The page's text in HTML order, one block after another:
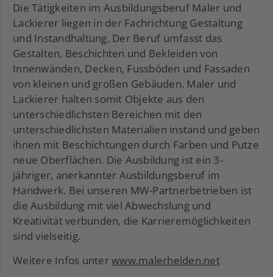
Die Tätigkeiten im Ausbildungsberuf Maler und
Lackierer liegen in der Fachrichtung Gestaltung
und Instandhaltung. Der Beruf umfasst das
Gestalten, Beschichten und Bekleiden von
Innenwänden, Decken, Fussböden und Fassaden
von kleinen und großen Gebäuden. Maler und
Lackierer halten somit Objekte aus den
unterschiedlichsten Bereichen mit den
unterschiedlichsten Materialien instand und geben
ihnen mit Beschichtungen durch Farben und Putze
neue Oberflächen. Die Ausbildung ist ein 3-
jähriger, anerkannter Ausbildungsberuf im
Handwerk. Bei unseren MW-Partnerbetrieben ist
die Ausbildung mit viel Abwechslung und
Kreativität verbunden, die Karrieremöglichkeiten
sind vielseitig.
Weitere Infos unterwww.malerhelden.net